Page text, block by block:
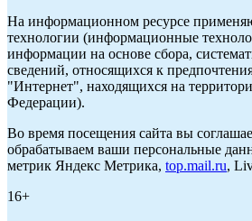
На информационном ресурсе
технологии (информационные
информации на основе сбора,
сведений, относящихся к
"Интернет", находящихся на
Федерации).
Во время посещения сайта вы
обрабатываем ваши персональные
метрик Яндекс Метрика, top.mail.ru,
16+